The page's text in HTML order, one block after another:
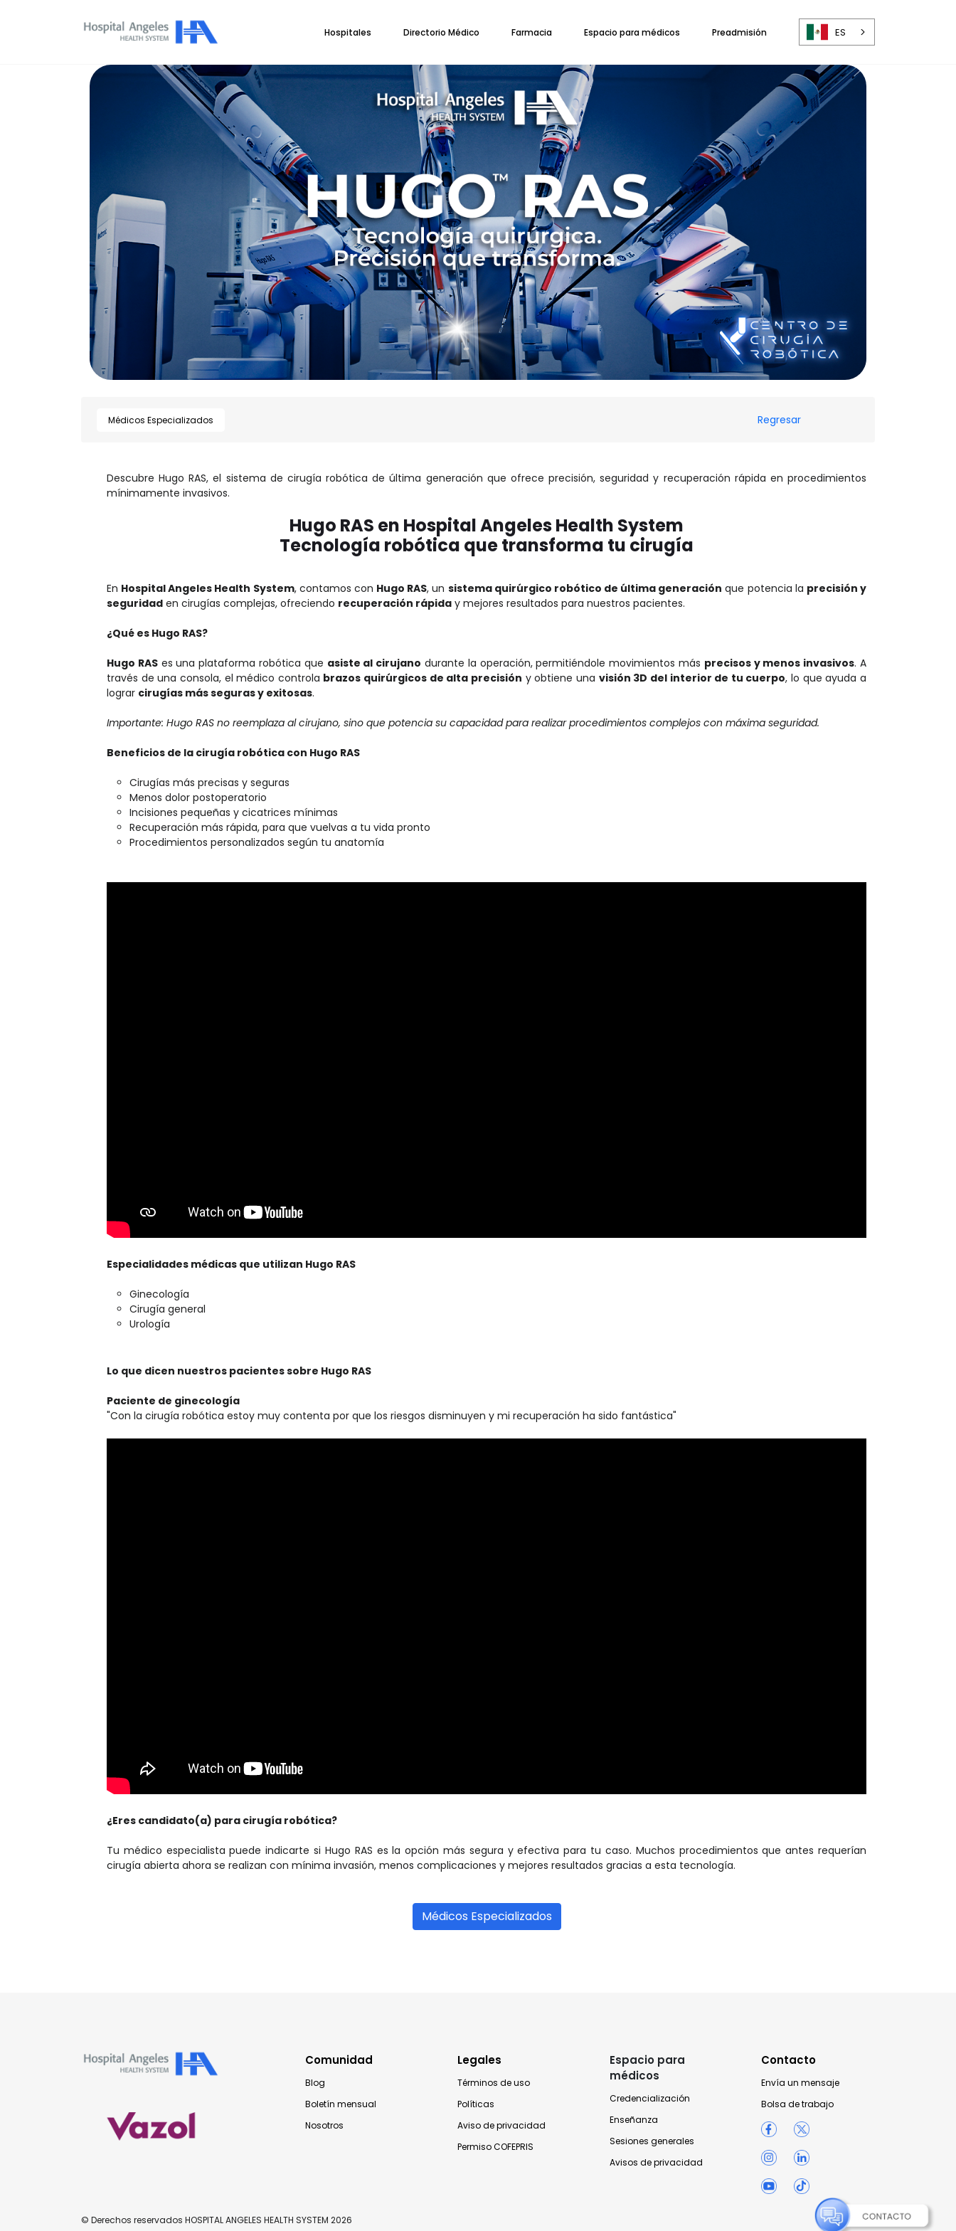
Hospitales Directorio Médico Farmacia Espacio para médicos Preadmisión ES
Médicos Especializados Regresar
Descubre Hugo RAS, el sistema de cirugía robótica de última generación que ofrece precisión, seguridad y recuperación rápida en procedimientos
mínimamente invasivos.
Hugo RAS en Hospital Angeles Health System
Tecnología robótica que transforma tu cirugía
En Hospital Angeles Health System, contamos con Hugo RAS, un sistema quirúrgico robótico de última generación que potencia la precisión y
seguridad en cirugías complejas, ofreciendo recuperación rápida y mejores resultados para nuestros pacientes.
¿Qué es Hugo RAS?
Hugo RASes una plataforma robótica que asiste al cirujano durante la operación, permitiéndole movimientos más precisos y menos invasivos. A
través de una consola, el médico controla brazos quirúrgicos de alta precisión y obtiene una visión 3D del interior de tu cuerpo, lo que ayuda a
lograr cirugías más seguras y exitosas.
Importante: Hugo RAS no reemplaza al cirujano, sino que potencia su capacidad para realizar procedimientos complejos con máxima seguridad.
Beneficios de la cirugía robótica con Hugo RAS
Cirugías más precisas y seguras
Menos dolor postoperatorio
Incisiones pequeñas y cicatrices mínimas
Recuperación más rápida, para que vuelvas a tu vida pronto
Procedimientos personalizados según tu anatomía
Especialidades médicas que utilizan Hugo RAS
Ginecología
Cirugía general
Urología
Lo que dicen nuestros pacientes sobre Hugo RAS
Paciente de ginecología
"Con la cirugía robótica estoy muy contenta por que los riesgos disminuyen y mi recuperación ha sido fantástica"
¿Eres candidato(a) para cirugía robótica?
Tu médico especialista puede indicarte si Hugo RAS es la opción más segura y efectiva para tu caso. Muchos procedimientos que antes requerían
cirugía abierta ahora se realizan con mínima invasión, menos complicaciones y mejores resultados gracias a esta tecnología.
Médicos Especializados
Comunidad
Blog
Boletín mensual
Nosotros
Legales
Términos de uso
Políticas
Aviso de privacidad
Permiso COFEPRIS
Espacio para
médicos
Credencialización
Enseñanza
Sesiones generales
Avisos de privacidad
Contacto
Envía un mensaje
Bolsa de trabajo
© Derechos reservados HOSPITAL ANGELES HEALTH SYSTEM 2026